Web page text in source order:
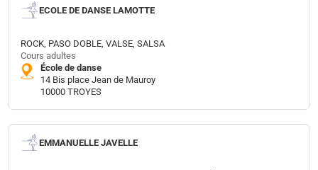
ECOLE DE DANSE LAMOTTE
ROCK, PASO DOBLE, VALSE, SALSA
Cours adultes
École de danse
14 Bis place Jean de Mauroy
10000 TROYES
EMMANUELLE JAVELLE